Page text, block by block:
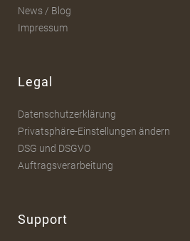
News / Blog
Impressum
Legal
Datenschutzerklärung
Privatsphäre-Einstellungen ändern
DSG und DSGVO
Auftragsverarbeitung
Support